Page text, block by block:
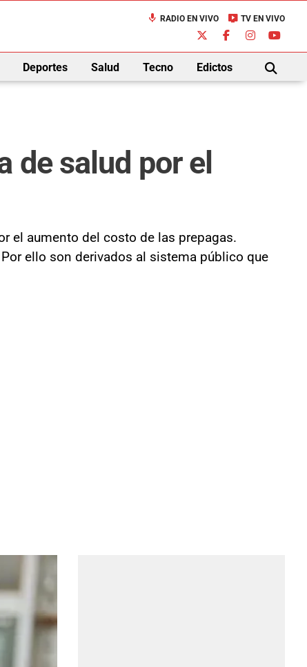
mic RADIO EN VIVO live_tv TV EN VIVO
Deportes Salud Tecno Edictos
BUSCAR
de salud por el
el aumento del costo de las prepagas.
ello son derivados al sistema público que